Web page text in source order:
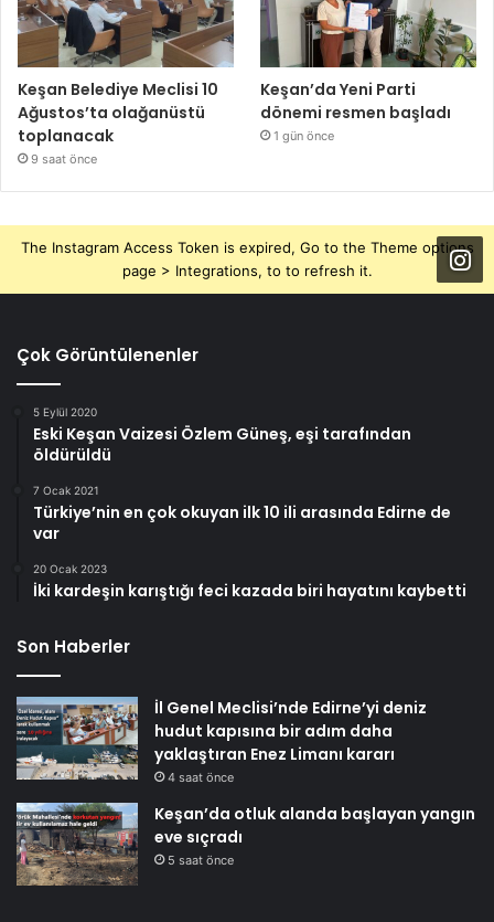
Keşan Belediye Meclisi 10
Ağustos’ta olağanüstü
toplanacak
9 saat önce
Keşan’da Yeni Parti
dönemi resmen başladı
1 gün önce
The Instagram Access Token is expired, Go to the Theme options
page > Integrations, to to refresh it.
Çok Görüntülenenler
5 Eylül 2020
Eski Keşan Vaizesi Özlem Güneş, eşi tarafından
öldürüldü
7 Ocak 2021
Türkiye’nin en çok okuyan ilk 10 ili arasında Edirne de
var
20 Ocak 2023
İki kardeşin karıştığı feci kazada biri hayatını kaybetti
Son Haberler
İl Genel Meclisi’nde Edirne’yi deniz
hudut kapısına bir adım daha
yaklaştıran Enez Limanı kararı
4 saat önce
Keşan’da otluk alanda başlayan yangın
eve sıçradı
5 saat önce